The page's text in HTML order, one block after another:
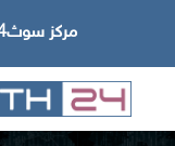
مركز سوث24 للأخبار والدراسات